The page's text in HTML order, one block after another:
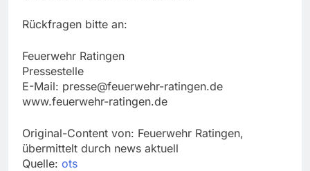
Rückfragen bitte an:
Feuerwehr Ratingen
Pressestelle
E-Mail: presse@feuerwehr-ratingen.de
www.feuerwehr-ratingen.de
Original-Content von: Feuerwehr Ratingen,
übermittelt durch news aktuell
Quelle: ots